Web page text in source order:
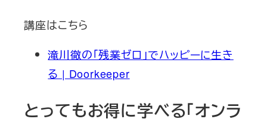
講座はこちら
滝川徹の「残業ゼロ」でハッピーに生き
る | Doorkeeper
とってもお得に学べる「オンラ